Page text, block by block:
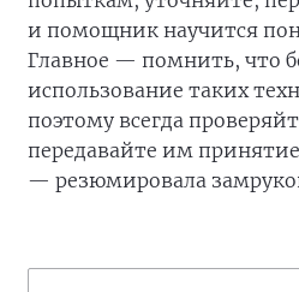
и помощник научится
Главное — помнить, что
использование таких
поэтому всегда
передавайте им
— резюмировала